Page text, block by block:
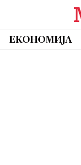
ЕКОНОМИЈА